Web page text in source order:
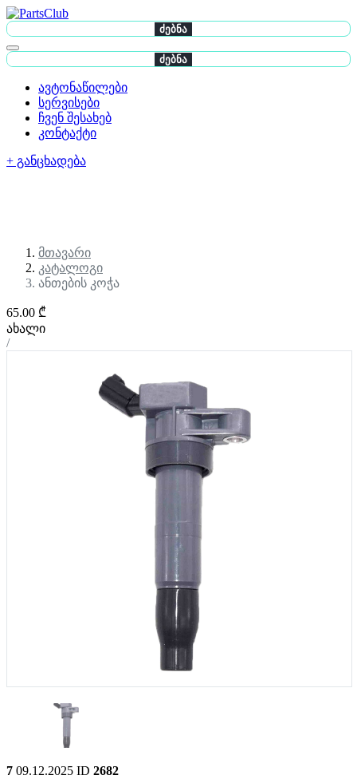
ძებნა
ძებნა
ავტონაწილები
სერვისები
ჩვენ შესახებ
კონტაქტი
+ განცხადება
მთავარი
კატალოგი
ანთების კოჭა
65.00 ₾
ახალი
/
7 09.12.2025 ID 2682